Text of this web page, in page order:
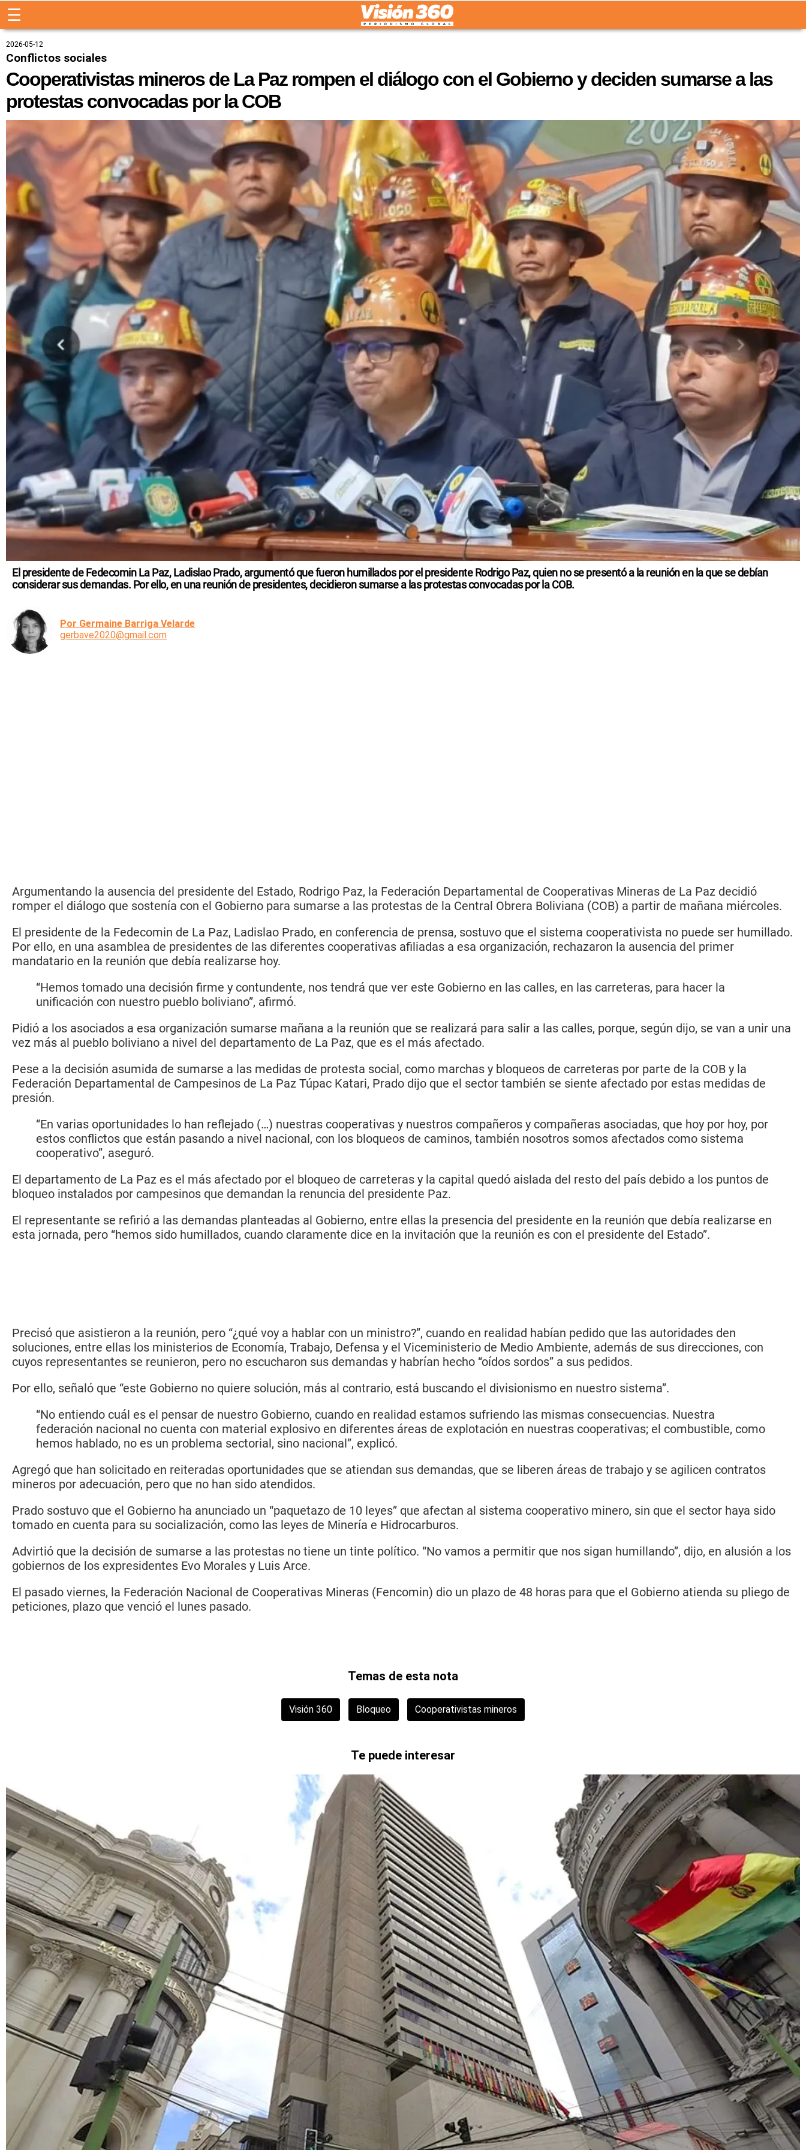
☰
2026-05-12
Conflictos sociales
Cooperativistas mineros de La Paz rompen el diálogo con el Gobierno y deciden sumarse a las
protestas convocadas por la COB
El presidente de Fedecomin La Paz, Ladislao Prado, argumentó que fueron humillados por el presidente Rodrigo Paz, quien no se presentó a la reunión en la que se debían
considerar sus demandas. Por ello, en una reunión de presidentes, decidieron sumarse a las protestas convocadas por la COB.
Por Germaine Barriga Velarde
gerbave2020@gmail.com
Argumentando la ausencia del presidente del Estado, Rodrigo Paz, la Federación Departamental de Cooperativas Mineras de La Paz decidió
romper el diálogo que sostenía con el Gobierno para sumarse a las protestas de la Central Obrera Boliviana (COB) a partir de mañana miércoles.
El presidente de la Fedecomin de La Paz, Ladislao Prado, en conferencia de prensa, sostuvo que el sistema cooperativista no puede ser humillado.
Por ello, en una asamblea de presidentes de las diferentes cooperativas afiliadas a esa organización, rechazaron la ausencia del primer
mandatario en la reunión que debía realizarse hoy.
“Hemos tomado una decisión firme y contundente, nos tendrá que ver este Gobierno en las calles, en las carreteras, para hacer la
unificación con nuestro pueblo boliviano”, afirmó.
Pidió a los asociados a esa organización sumarse mañana a la reunión que se realizará para salir a las calles, porque, según dijo, se van a unir una
vez más al pueblo boliviano a nivel del departamento de La Paz, que es el más afectado.
Pese a la decisión asumida de sumarse a las medidas de protesta social, como marchas y bloqueos de carreteras por parte de la COB y la
Federación Departamental de Campesinos de La Paz Túpac Katari, Prado dijo que el sector también se siente afectado por estas medidas de
presión.
“En varias oportunidades lo han reflejado (…) nuestras cooperativas y nuestros compañeros y compañeras asociadas, que hoy por hoy, por
estos conflictos que están pasando a nivel nacional, con los bloqueos de caminos, también nosotros somos afectados como sistema
cooperativo”, aseguró.
El departamento de La Paz es el más afectado por el bloqueo de carreteras y la capital quedó aislada del resto del país debido a los puntos de
bloqueo instalados por campesinos que demandan la renuncia del presidente Paz.
El representante se refirió a las demandas planteadas al Gobierno, entre ellas la presencia del presidente en la reunión que debía realizarse en
esta jornada, pero “hemos sido humillados, cuando claramente dice en la invitación que la reunión es con el presidente del Estado”.
Precisó que asistieron a la reunión, pero “¿qué voy a hablar con un ministro?”, cuando en realidad habían pedido que las autoridades den
soluciones, entre ellas los ministerios de Economía, Trabajo, Defensa y el Viceministerio de Medio Ambiente, además de sus direcciones, con
cuyos representantes se reunieron, pero no escucharon sus demandas y habrían hecho “oídos sordos” a sus pedidos.
Por ello, señaló que “este Gobierno no quiere solución, más al contrario, está buscando el divisionismo en nuestro sistema”.
“No entiendo cuál es el pensar de nuestro Gobierno, cuando en realidad estamos sufriendo las mismas consecuencias. Nuestra
federación nacional no cuenta con material explosivo en diferentes áreas de explotación en nuestras cooperativas; el combustible, como
hemos hablado, no es un problema sectorial, sino nacional”, explicó.
Agregó que han solicitado en reiteradas oportunidades que se atiendan sus demandas, que se liberen áreas de trabajo y se agilicen contratos
mineros por adecuación, pero que no han sido atendidos.
Prado sostuvo que el Gobierno ha anunciado un “paquetazo de 10 leyes” que afectan al sistema cooperativo minero, sin que el sector haya sido
tomado en cuenta para su socialización, como las leyes de Minería e Hidrocarburos.
Advirtió que la decisión de sumarse a las protestas no tiene un tinte político. “No vamos a permitir que nos sigan humillando”, dijo, en alusión a los
gobiernos de los expresidentes Evo Morales y Luis Arce.
El pasado viernes, la Federación Nacional de Cooperativas Mineras (Fencomin) dio un plazo de 48 horas para que el Gobierno atienda su pliego de
peticiones, plazo que venció el lunes pasado.
Temas de esta nota
Visión 360 Bloqueo Cooperativistas mineros
Te puede interesar